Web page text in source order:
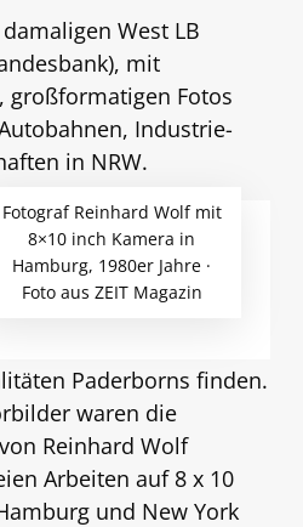
West LB
mit
großformatigen Fotos
Industrie-
in NRW.
Fotograf Reinhard Wolf mit
8×10 inch Kamera in
Hamburg, 1980er Jahre ·
Foto aus ZEIT Magazin
Paderborns finden.
waren die
Reinhard Wolf
Arbeiten auf 8 x 10
und New York